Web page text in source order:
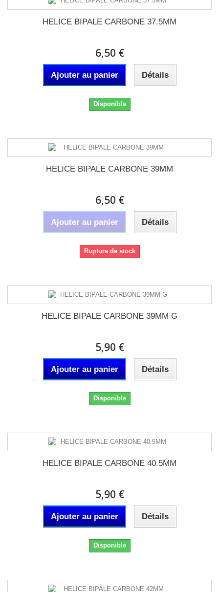
HELICE BIPALE CARBONE 37.5MM
6,50 €
Ajouter au panier Détails
Disponible
HELICE BIPALE CARBONE 39MM
6,50 €
Ajouter au panier Détails
Rupture de stock
HELICE BIPALE CARBONE 39MM G
5,90 €
Ajouter au panier Détails
Disponible
HELICE BIPALE CARBONE 40.5MM
5,90 €
Ajouter au panier Détails
Disponible